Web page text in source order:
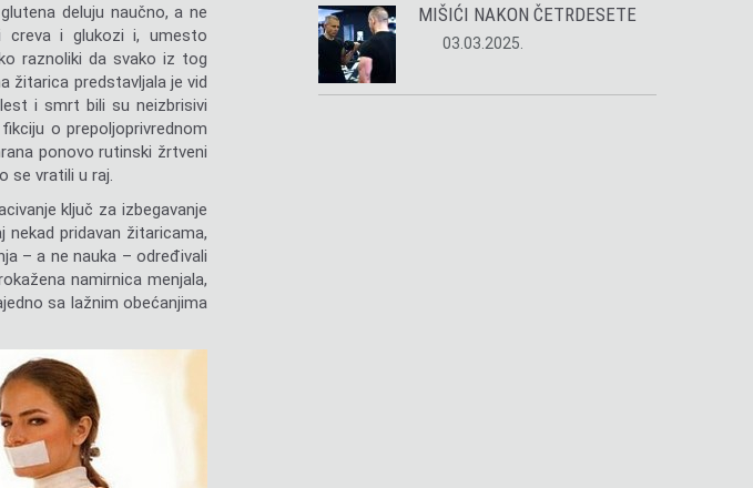
deluju naučno, a ne
creva i glukozi i, umesto
raznoliki da svako iz tog
žitarica predstavljala je vid
i smrt bili su neizbrisivi
o prepoljoprivrednom
ponovo rutinski žrtveni
se vratili u raj.
ključ za izbegavanje
nekad pridavan žitaricama,
– a ne nauka – određivali
namirnica menjala,
sa lažnim obećanjima
MIŠIĆI NAKON ČETRDESETE
03.03.2025.